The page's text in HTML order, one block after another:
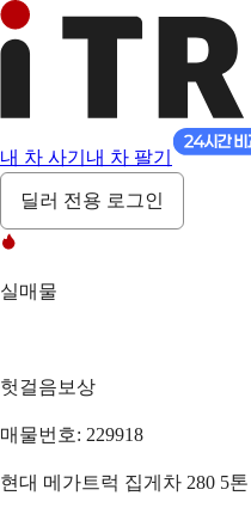
내 차 사기 내 차 팔기
딜러 전용 로그인
실매물
헛걸음보상
매물번호: 229918
현대 메가트럭 집게차 280 5